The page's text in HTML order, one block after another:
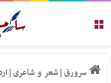
سرورق|شعر و شاعری|